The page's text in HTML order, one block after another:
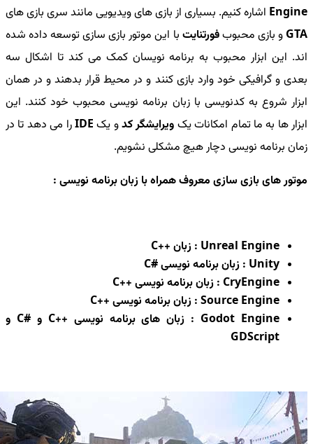
Engine اشاره کنیم. بسیاری از بازی های ویدیویی مانند سری بازی های
GTA و بازی محبوبفورتنایت با این موتور بازی سازی توسعه داده شده
اند. این ابزار محبوب به برنامه نویسان کمک می کند تا اشکال سه
بعدی و گرافیکی خود وارد بازی کنند و در محیط قرار بدهند و در همان
ابزار شروع به کدنویسی با زبان برنامه نویسی محبوب خود کنند. این
ابزار ها به ما تمام امکانات یک ویرایشگر کدو یک IDEرا می دهد تا در
زمان برنامه نویسی دچار هیچ مشکلی نشویم.
موتور های بازی سازی معروف همراه با زبان برنامه نویسی :
Unreal Engine : زبان ++C
Unity : زبان برنامه نویسی #C
CryEngine : زبان برنامه نویسی ++C
Source Engine : زبان برنامه نویسی ++C
Godot Engine : زبان های برنامه نویسی ++C و #C و
GDScript